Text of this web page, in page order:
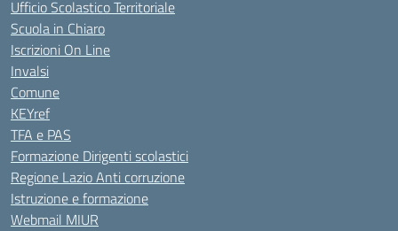
Ufficio Scolastico Territoriale
Scuola in Chiaro
Iscrizioni On Line
Invalsi
Comune
KEYref
TFA e PAS
Formazione Dirigenti scolastici
Regione Lazio Anti corruzione
Istruzione e formazione
Webmail MIUR